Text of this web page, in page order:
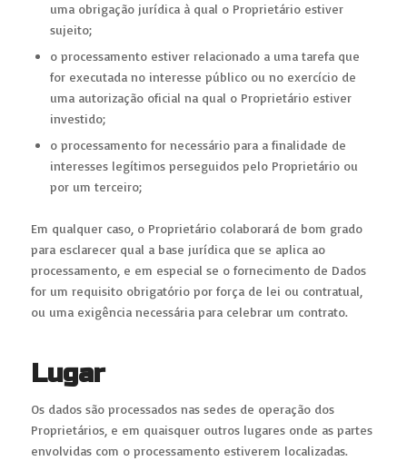
uma obrigação jurídica à qual o Proprietário estiver
sujeito;
o processamento estiver relacionado a uma tarefa que
for executada no interesse público ou no exercício de
uma autorização oficial na qual o Proprietário estiver
investido;
o processamento for necessário para a finalidade de
interesses legítimos perseguidos pelo Proprietário ou
por um terceiro;
Em qualquer caso, o Proprietário colaborará de bom grado
para esclarecer qual a base jurídica que se aplica ao
processamento, e em especial se o fornecimento de Dados
for um requisito obrigatório por força de lei ou contratual,
ou uma exigência necessária para celebrar um contrato.
Lugar
Os dados são processados ​​nas sedes de operação dos
Proprietários, e em quaisquer outros lugares onde as partes
envolvidas com o processamento estiverem localizadas.